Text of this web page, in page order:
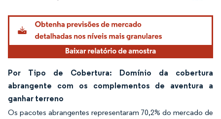
Imagem © Mordor Intelligence. O reuso requer atribuição conforme CC BY 4.0.
Por Tipo de Cobertura: Domínio da cobertura
abrangente com os complementos de aventura a
ganhar terreno
Os pacotes abrangentes representaram 70,2% do mercado de